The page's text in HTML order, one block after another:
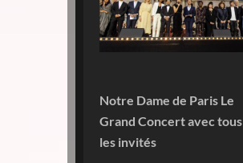
Notre Dame de Paris Le
Grand Concert avec tous
les invités